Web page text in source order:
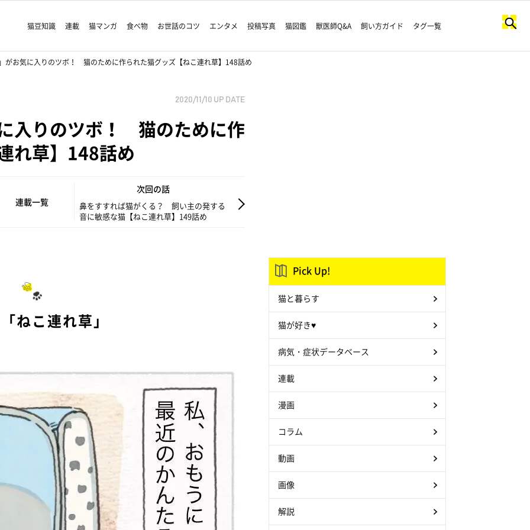
猫豆知識 連載 猫マンガ 食べ物 お世話のコツ エンタメ 投稿写真 猫図鑑 獣医師Q&A 飼い方ガイド タグ一覧
がお気に入りのツボ！ 猫のために作られた猫グッズ【ねこ連れ草】148話め
2020/11/10 UP DATE
入りのツボ！ 猫のために作
れ草】148話め
連載一覧
次回の話
鼻をすすれば猫がくる？ 飼い主の発する
音に敏感な猫【ねこ連れ草】149話め
ねこ連れ草」
Pick Up!
猫と暮らす
猫が好き♥
病気・症状データベース
連載
漫画
コラム
動画
画像
解説